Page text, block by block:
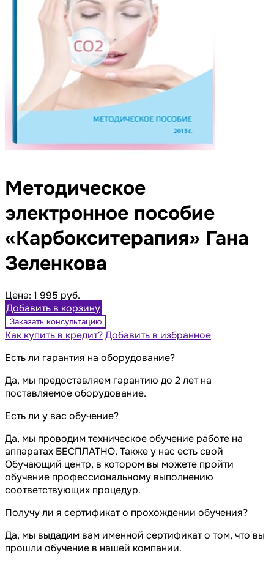
Методическое
электронное пособие
«Карбокситерапия» Гана
Зеленкова
Цена: 1 995 руб.
Добавить в корзину
Заказать консультацию
Как купить в кредит?Добавить в избранное
Есть ли гарантия на оборудование?
Да, мы предоставляем гарантию до 2 лет на
поставляемое оборудование.
Есть ли у вас обучение?
Да, мы проводим техническое обучение работе на
аппаратах БЕСПЛАТНО. Также у нас есть свой
Обучающий центр, в котором вы можете пройти
обучение профессиональному выполнению
соответствующих процедур.
Получу ли я сертификат о прохождении обучения?
Да, мы выдадим вам именной сертификат о том, что вы
прошли обучение в нашей компании.